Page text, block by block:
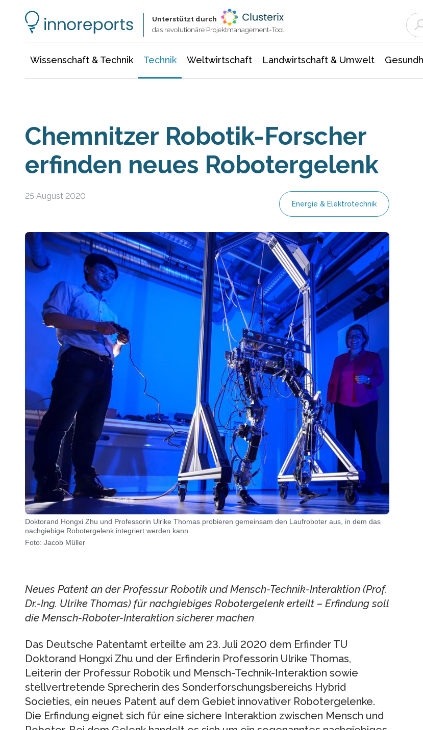
Unterstützt durch
das revolutionäre Projektmanagement-Tool
Wissenschaft & Technik Technik Weltwirtschaft Landwirtschaft & Umwelt
Chemnitzer Robotik-Forscher
erfinden neues Robotergelenk
25 August 2020
Energie & Elektrotechnik
Doktorand Hongxi Zhu und Professorin Ulrike Thomas probieren gemeinsam den Laufroboter aus, in dem das
nachgiebige Robotergelenk integriert werden kann.
Foto: Jacob Müller
Neues Patent an der Professur Robotik und Mensch-Technik-Interaktion (Prof.
Dr.-Ing. Ulrike Thomas) für nachgiebiges Robotergelenk erteilt – Erfindung soll
die Mensch-Roboter-Interaktion sicherer machen
Das Deutsche Patentamt erteilte am 23. Juli 2020 dem Erfinder TU
Doktorand Hongxi Zhu und der Erfinderin Professorin Ulrike Thomas,
Leiterin der Professur Robotik und Mensch-Technik-Interaktion sowie
stellvertretende Sprecherin des Sonderforschungsbereichs Hybrid
Societies, ein neues Patent auf dem Gebiet innovativer Robotergelenke.
Die Erfindung eignet sich für eine sichere Interaktion zwischen Mensch und